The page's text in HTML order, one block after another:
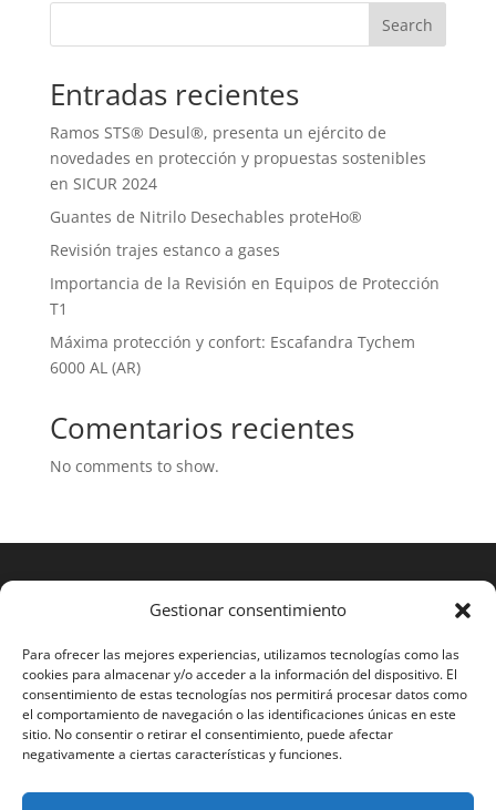
Gestionar consentimiento
Para ofrecer las mejores experiencias, utilizamos tecnologías como las
cookies para almacenar y/o acceder a la información del dispositivo. El
consentimiento de estas tecnologías nos permitirá procesar datos como
el comportamiento de navegación o las identificaciones únicas en este
sitio. No consentir o retirar el consentimiento, puede afectar
negativamente a ciertas características y funciones.
Search
Entradas recientes
Ramos STS® Desul®, presenta un ejército de
novedades en protección y propuestas sostenibles
en SICUR 2024
Guantes de Nitrilo Desechables proteHo®
Revisión trajes estanco a gases
Importancia de la Revisión en Equipos de Protección
T1
Máxima protección y confort: Escafandra Tychem
6000 AL (AR)
Comentarios recientes
No comments to show.